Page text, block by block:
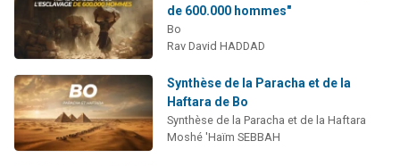
de 600.000 hommes"
Bo
Rav David HADDAD
Synthèse de la Paracha et de la
Haftara de Bo
Synthèse de la Paracha et de la Haftara
Moshé 'Haïm SEBBAH